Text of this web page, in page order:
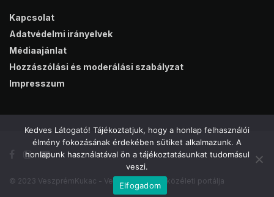
Kapcsolat
Adatvédelmi irányelvek
Médiaajánlat
Hozzászólási és moderálási szabályzat
Impresszum
© 2023 VeszprémKukac - Veszprém online közéleti portálja
Kedves Látogató! Tájékoztatjuk, hogy a honlap felhasználói
élmény fokozásának érdekében sütiket alkalmazunk. A
honlapunk használatával ön a tájékoztatásunkat tudomásul
veszi.
Elfogadom